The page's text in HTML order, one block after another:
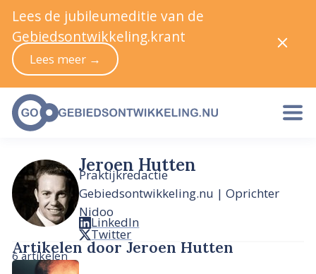
Jeroen Hutten
Praktijkredactie
Gebiedsontwikkeling.nu | Oprichter
Nidoo
LinkedIn
Twitter
Artikelen door Jeroen Hutten
6 artikelen
Lees de jubileumeditie van de
Gebiedsontwikkeling.krant
Lees meer →